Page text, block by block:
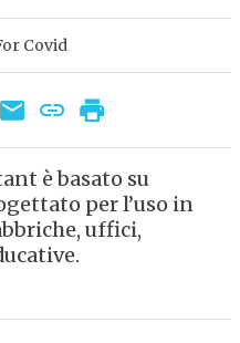
Covid
è basato su
per l’uso in
uffici,